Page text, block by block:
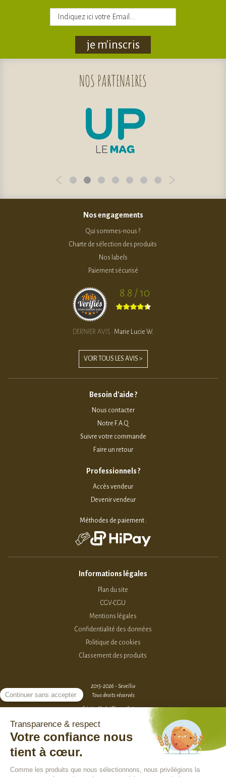
je m'inscris
NOS PARTENAIRES
Nos engagements
Qui sommes-nous ?
Charte de sélection des produits
Nos labels
Paiement sécurisé
8.8 / 10
DERNIER AVIS : Marie Lucie W.
VOIR TOUS LES AVIS >
Besoin d'aide ?
Nous contacter
Notre F.A.Q
Suivre votre commande
Faire un retour
Professionnels ?
Accès vendeur
Devenir vendeur
Méthodes de paiement :
Informations légales
Plan du site
CGV-CGU
Mentions légales
Confidentialité des données
Politique de cookies
Classement des produits
2015-2026 - Sevellia
Tous droits réservés
Création MarketPlace par Sutunam